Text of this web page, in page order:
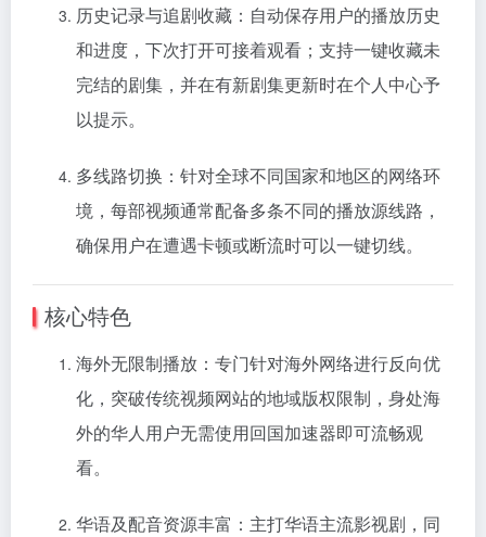
历史记录与追剧收藏：自动保存用户的播放历史
和进度，下次打开可接着观看；支持一键收藏未
完结的剧集，并在有新剧集更新时在个人中心予
以提示。
多线路切换：针对全球不同国家和地区的网络环
境，每部视频通常配备多条不同的播放源线路，
确保用户在遭遇卡顿或断流时可以一键切线。
核心特色
海外无限制播放：专门针对海外网络进行反向优
化，突破传统视频网站的地域版权限制，身处海
外的华人用户无需使用回国加速器即可流畅观
看。
华语及配音资源丰富：主打华语主流影视剧，同